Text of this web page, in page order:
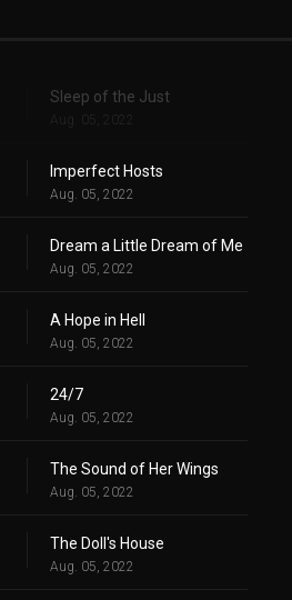
Sleep of the Just
Aug. 05, 2022
Imperfect Hosts
Aug. 05, 2022
Dream a Little Dream of Me
Aug. 05, 2022
A Hope in Hell
Aug. 05, 2022
24/7
Aug. 05, 2022
The Sound of Her Wings
Aug. 05, 2022
The Doll's House
Aug. 05, 2022